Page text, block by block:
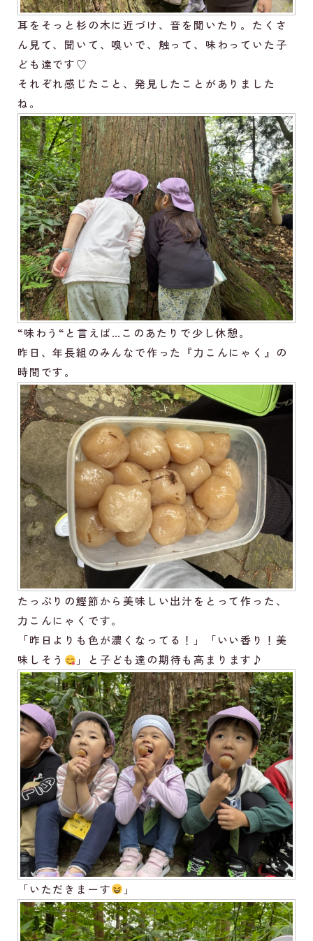
耳をそっと杉の木に近づけ、音を聞いたり。たくさ
ん見て、聞いて、嗅いで、触って、味わっていた子
ども達です♡
それぞれ感じたこと、発見したことがありました
ね。
“味わう“と言えば…このあたりで少し休憩。
昨日、年長組のみんなで作った『力こんにゃく』の
時間です。
たっぷりの鰹節から美味しい出汁をとって作った、
力こんにゃくです。
「昨日よりも色が濃くなってる！」「いい香り！美
味しそう
」と子ども達の期待も高まります♪
「いただきまーす 」